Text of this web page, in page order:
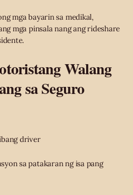
mga bayarin sa medikal,
mga pinsala nang ang rideshare
Walang
sa Seguro
driver
sa patakaran ng isa pang